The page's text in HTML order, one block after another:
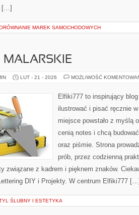
[…]
MAREK SAMOCHODOWYCH
MALARSKIE
LUT - 21 - 2026 MOŻLIWOŚĆ
Elfiki777 to inspirujący
ilustrować i pisać ręcznie
miejsce powstało z myślą
cenią notes i chcą
oraz piśmie. Strona
prób, przez codzienną
związane z kadrem i pięknem znaków.
DIY i Projekty. W centrum Elfiki777
ŚLUBNY I ESTETYKA